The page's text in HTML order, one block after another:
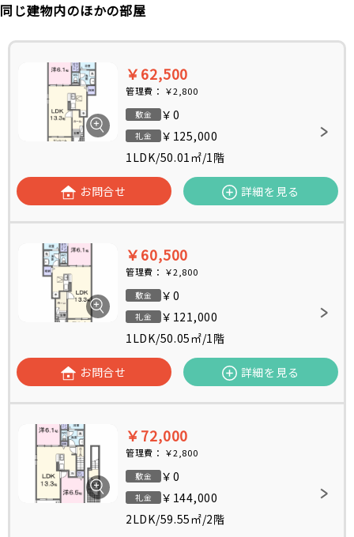
同じ建物内のほかの部屋
￥62,500
管理費： ￥2,800
敷金 ￥0
礼金
￥125,000
1LDK/50.01㎡/1階
お問合せ 詳細を見る
￥60,500
管理費： ￥2,800
敷金 ￥0
礼金
￥121,000
1LDK/50.05㎡/1階
お問合せ 詳細を見る
￥72,000
管理費： ￥2,800
敷金 ￥0
礼金
￥144,000
2LDK/59.55㎡/2階